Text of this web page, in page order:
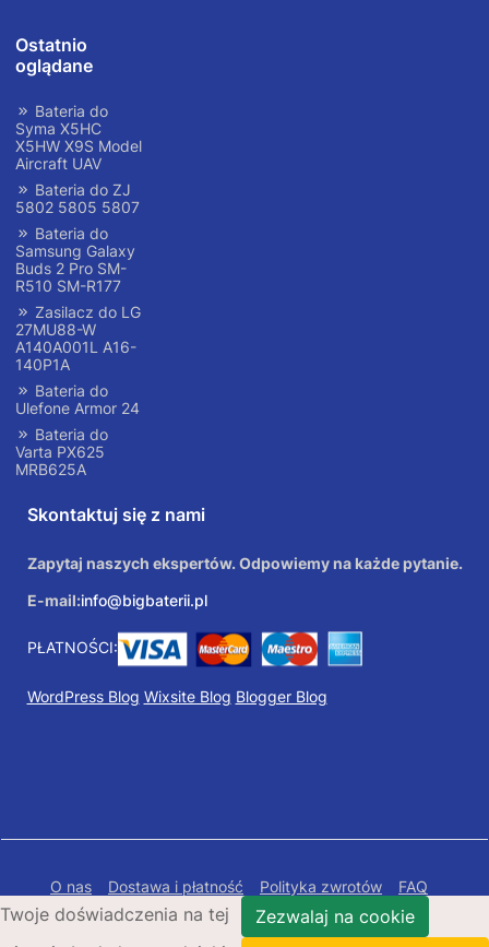
Ostatnio
oglądane
Bateria do
Syma X5HC
X5HW X9S Model
Aircraft UAV
Bateria do ZJ
5802 5805 5807
Bateria do
Samsung Galaxy
Buds 2 Pro SM-
R510 SM-R177
Zasilacz do LG
27MU88-W
A140A001L A16-
140P1A
Bateria do
Ulefone Armor 24
Bateria do
Varta PX625
MRB625A
Skontaktuj się z nami
Zapytaj naszych ekspertów. Odpowiemy na każde pytanie.
E-mail:info@bigbaterii.pl
PŁATNOŚCI:
WordPress Blog Wixsite Blog Blogger Blog
O nas Dostawa i płatność Polityka zwrotów
FAQ
Polityka prywatności
Mapa Strony
Twoje doświadczenia na tej
Zezwalaj na cookie